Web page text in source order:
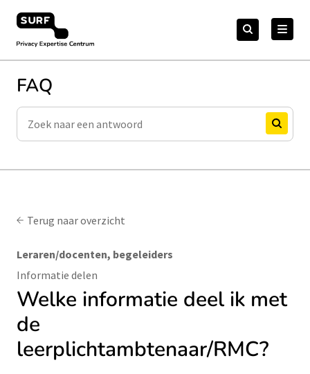
naar
content
Privacy Expertise Centrum
Zoeken
naar:Zoeken
FAQ
Zoeken
Zoeken
Terug naar overzicht
Leraren/docenten, begeleiders
Informatie delen
Welke informatie deel ik met
de
leerplichtambtenaar/RMC?